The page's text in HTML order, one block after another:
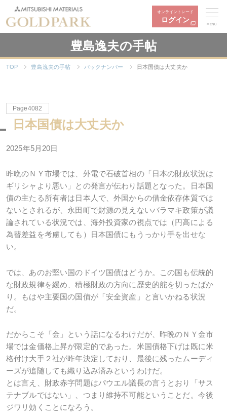
オンライントレード
ログイン
MENU
豊島逸夫の手帖
TOP 豊島逸夫の手帖 バックナンバー 日本国債は大丈夫か
Page4082
日本国債は大丈夫か
2025年5月20日
昨晩のＮＹ市場では、外電で石破首相の「日本の財政状況は
ギリシャより悪い」との発言が伝わり話題となった。日本国
債の主たる所有者は日本人で、外国からの借金依存体質では
ないとされるが、永田町で財源の見えないバラマキ政策が議
論されている状況では、海外投資家の視点では（円高による
為替差益を考慮しても）日本国債にもうっかり手を出せな
い。
では、あのお堅い国のドイツ国債はどうか。この国も伝統的
な財政規律を緩め、積極財政の方向に歴史的舵を切ったばか
り。もはや主要国の国債が「安全資産」と言いかねる状況
だ。
だからこそ「金」という話になるわけだが、昨晩のＮＹ金市
場では金価格上昇が限定的であった。米国債格下げは既に米
格付け大手２社が昨年決定しており、最後に残ったムーディ
ーズが追随しても織り込み済みというわけだ。
とは言え、財政赤字問題はパウエル議長の言うとおり「サス
テナブルではない」、つまり維持不可能ということだ。今後
ジワリ効くことになろう。